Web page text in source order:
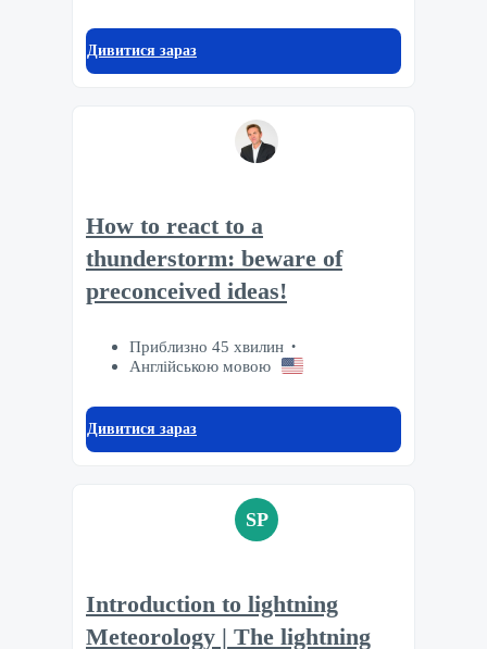
Дивитися зараз
How to react to a
thunderstorm: beware of
preconceived ideas!
Приблизно 45 хвилин
Англійською мовою
Дивитися зараз
SP
Introduction to lightning
Meteorology | The lightning